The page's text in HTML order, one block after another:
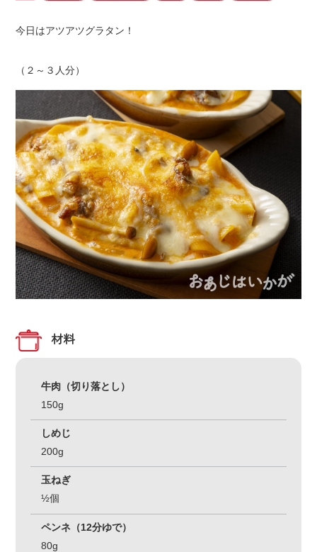
今日はアツアツグラタン！
（２～３人分）
材料
牛肉（切り落とし）
150g
しめじ
200g
玉ねぎ
½個
ペンネ（12分ゆで）
80g